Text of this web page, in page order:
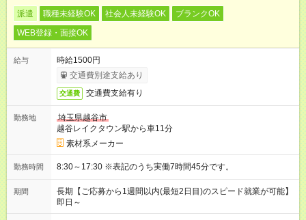
派遣 職種未経験OK 社会人未経験OK
ブランクOK
WEB登録・面接OK
給与
時給1500円
交通費別途支給あり
交通費 交通費支給有り
勤務地
埼玉県越谷市
越谷レイクタウン駅から車11分
素材系メーカー
勤務時間 8:30～17:30 ※表記のうち実働7時間45分です。
期間
長期【ご応募から1週間以内(最短2日目)のスピード就業が可能】
即日～